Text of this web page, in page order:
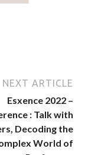
NEXT ARTICLE
Esxence 2022 –
: Talk with
Decoding the
World of